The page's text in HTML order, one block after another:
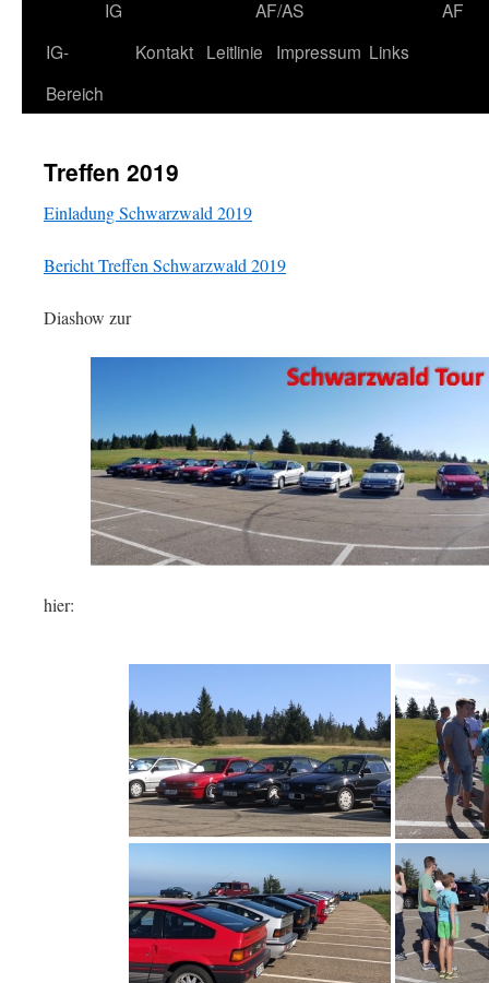
IG
AF/AS
AF
IG-
Bereich
Kontakt Leitlinie Impressum Links
Treffen 2019
Einladung Schwarzwald 2019
Bericht Treffen Schwarzwald 2019
Diashow zur
hier: